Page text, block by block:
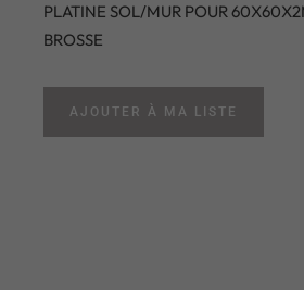
PLATINE SOL/MUR POUR
BROSSE
AJOUTER À MA LISTE